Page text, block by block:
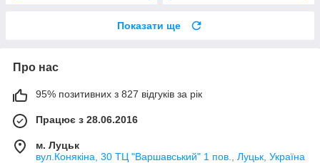
Показати ще
Про нас
95% позитивних з 827 відгуків за рік
Працює з 28.06.2016
м. Луцьк
вул.Конякіна, 30 ТЦ "Варшавський" 1 пов., Луцьк, Україна